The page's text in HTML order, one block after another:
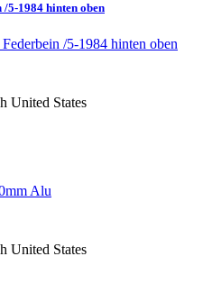
/5-1984 hinten oben
United States
United States